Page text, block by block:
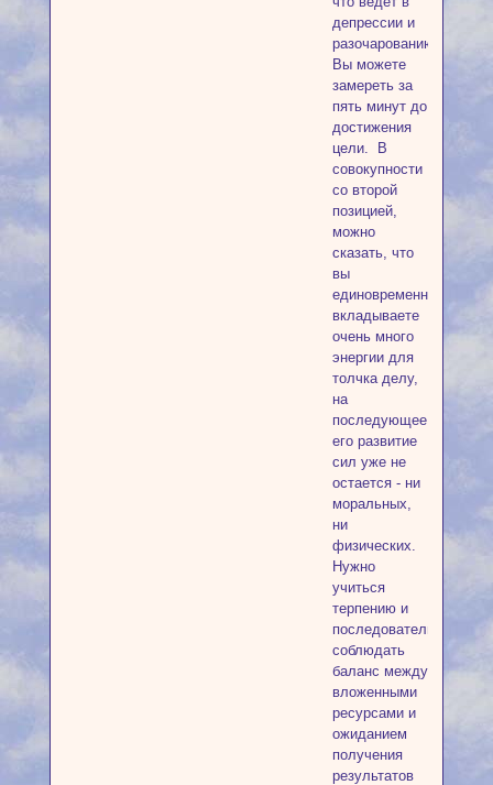
депрессии и
разочарованию.
Вы можете
замереть за
пять минут до
достижения
цели. В
совокупности
со второй
позицией,
можно
сказать, что
вы
единовременно
вкладываете
очень много
энергии для
толчка делу,
на
последующее
его развитие
сил уже не
остается - ни
моральных,
ни
физических.
Нужно
учиться
терпению и
последовательности,
соблюдать
баланс между
вложенными
ресурсами и
ожиданием
получения
результатов